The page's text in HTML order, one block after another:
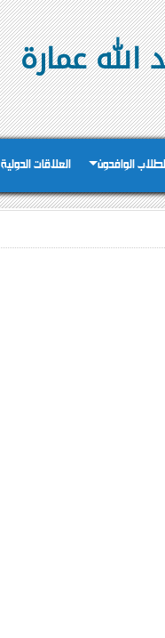
عمارة
الوافدون العلاقات الدولية